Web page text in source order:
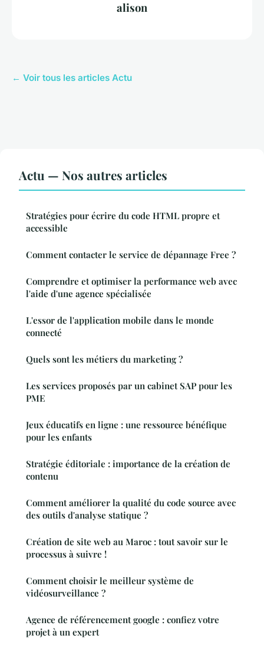
alison
← Voir tous les articles Actu
Actu — Nos autres articles
Stratégies pour écrire du code HTML propre et
accessible
Comment contacter le service de dépannage Free ?
Comprendre et optimiser la performance web avec
l'aide d'une agence spécialisée
L'essor de l'application mobile dans le monde
connecté
Quels sont les métiers du marketing ?
Les services proposés par un cabinet SAP pour les
PME
Jeux éducatifs en ligne : une ressource bénéfique
pour les enfants
Stratégie éditoriale : importance de la création de
contenu
Comment améliorer la qualité du code source avec
des outils d'analyse statique ?
Création de site web au Maroc : tout savoir sur le
processus à suivre !
Comment choisir le meilleur système de
vidéosurveillance ?
Agence de référencement google : confiez votre
projet à un expert